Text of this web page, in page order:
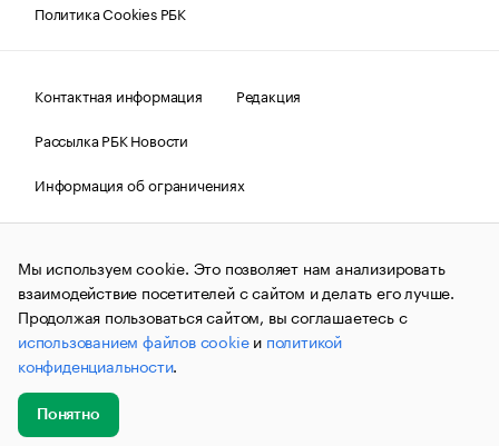
Политика Cookies РБК
Контактная информация
Редакция
Рассылка РБК Новости
Информация об ограничениях
Правовая информация
О соблюдении авторских прав
© АО «РОСБИЗНЕСКОНСАЛТИНГ»,1995–2026.Сообщения
и материалы информационного агентства «РБК»
(зарегистрировано Федеральной службой по надзору в сфере
связи, информационных технологий и массовых
коммуникаций (Роскомнадзор) 09.12.2015 за номером ИА
№ФС77-63848) сопровождаются пометкой «РБК». Отдельные
публикации могут содержать информацию,
не предназначенную для пользователей
до 18 лет.
Мы используем cookie. Это позволяет нам анализировать
взаимодействие посетителей с сайтом и делать его лучше.
Продолжая пользоваться сайтом, вы соглашаетесь с
использованием файлов cookieи политикой
конфиденциальности.
Понятно